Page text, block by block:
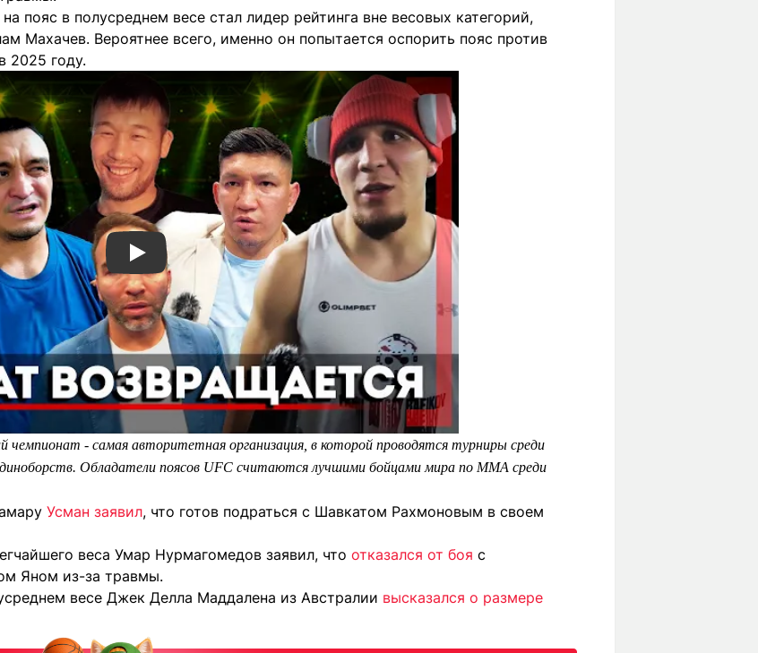
пояс в полусреднем весе стал лидер рейтинга вне весовых категорий,
Махачев. Вероятнее всего, именно он попытается оспорить пояс против
2025 году.
Смотреть видео YouTube
чемпионат - самая авторитетная организация, в которой проводятся турниры среди
Обладатели поясов UFC считаются лучшими бойцами мира по MMA среди
Усман заявил, что готов подраться с Шавкатом Рахмоновым в своем
веса Умар Нурмагомедов заявил, что отказался от боя с
Яном из-за травмы.
весе Джек Делла Маддалена из Австралии высказался о размере